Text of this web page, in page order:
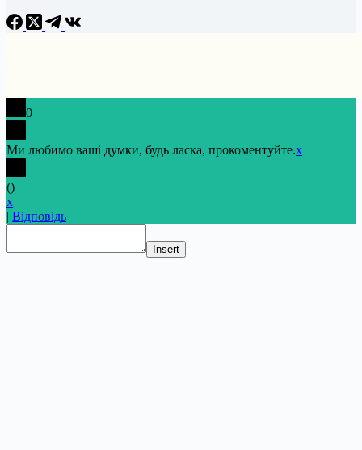
0
Ми любимо ваші думки, будь ласка, прокоментуйте.x
()
x
| Відповідь
Insert